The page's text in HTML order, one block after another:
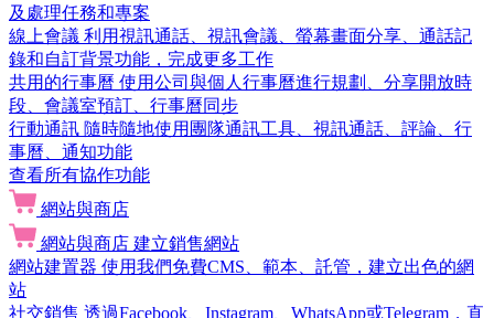
及處理任務和專案
線上會議 利用視訊通話、視訊會議、螢幕畫面分享、通話記
錄和自訂背景功能，完成更多工作
共用的行事曆 使用公司與個人行事曆進行規劃、分享開放時
段、會議室預訂、行事曆同步
行動通訊 隨時隨地使用團隊通訊工具、視訊通話、評論、行
事曆、通知功能
查看所有協作功能
網站與商店
網站與商店 建立銷售網站
網站建置器 使用我們免費CMS、範本、託管，建立出色的網
站
社交銷售 透過Facebook、Instagram、WhatsApp或Telegram，直